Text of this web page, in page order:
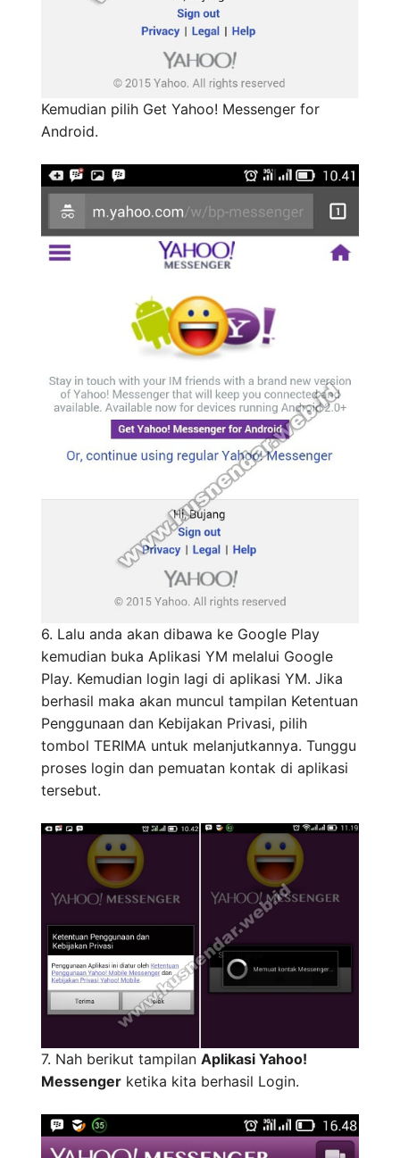
Kemudian pilih Get Yahoo! Messenger for
Android.
6. Lalu anda akan dibawa ke Google Play
kemudian buka Aplikasi YM melalui Google
Play. Kemudian login lagi di aplikasi YM. Jika
berhasil maka akan muncul tampilan Ketentuan
Penggunaan dan Kebijakan Privasi, pilih
tombol TERIMA untuk melanjutkannya. Tunggu
proses login dan pemuatan kontak di aplikasi
tersebut.
7. Nah berikut tampilan Aplikasi Yahoo!
Messenger ketika kita berhasil Login.